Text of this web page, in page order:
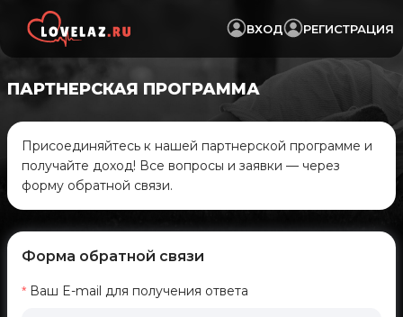
ВХОД РЕГИСТРАЦИЯ
ПАРТНЕРСКАЯ ПРОГРАММА
Присоединяйтесь к нашей партнерской программе и
получайте доход! Все вопросы и заявки — через
форму обратной связи.
Форма обратной связи
Ваш E-mail для получения ответа